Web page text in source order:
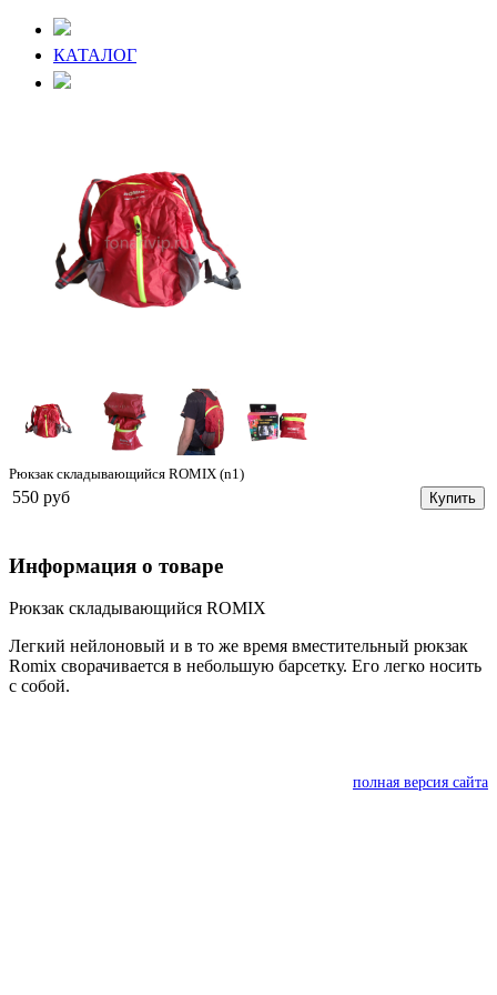
КАТАЛОГ
Рюкзак складывающийся ROMIX (n1)
550 руб Купить
Информация о товаре
Рюкзак складывающийся ROMIX
Легкий нейлоновый и в то же время вместительный рюкзак
Romix сворачивается в небольшую барсетку. Его легко носить
с собой.
полная версия сайта